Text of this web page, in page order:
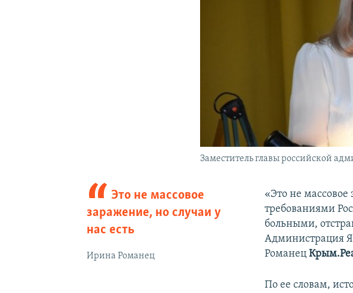
Заместитель главы российской
Это не массовое
заражение, но случаи у
нас есть
Ирина Романец
«Это не массовое
требованиями
больными,
Администрация
Романец
По ее словам,